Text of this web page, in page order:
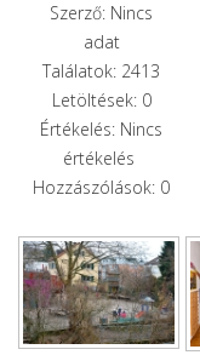
Szerző: Nincs
adat
Találatok: 2413
Letöltések: 0
Értékelés: Nincs
értékelés
Hozzászólások: 0